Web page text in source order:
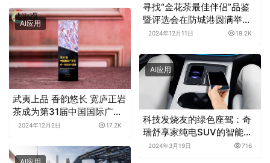
寻找“金花茶最佳伴侣”品鉴
暨评选会在防城港圆满举
办，年度最佳配方诞生
2024年12月11日 19.2K
AI应用
武夷上品 香韵悠长 宽庐正岩
茶成为第31届中国国际广告
节唯一指定茶叶品牌
2024年12月2日 17.2K
AI应用
科技发烧友的绿色座驾：奇
瑞舒享家纯电SUV的智能互
联魅力
2024年3月19日 716